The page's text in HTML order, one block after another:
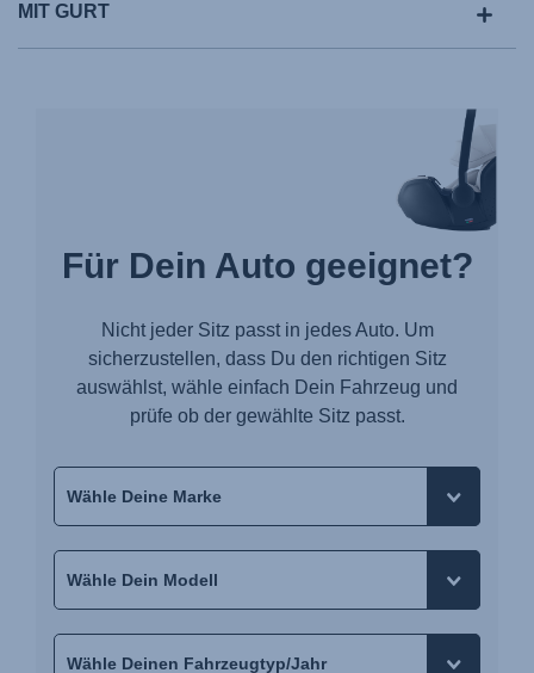
MIT GURT
Für Dein Auto geeignet?
Nicht jeder Sitz passt in jedes Auto. Um
sicherzustellen, dass Du den richtigen Sitz
auswählst, wähle einfach Dein Fahrzeug und
prüfe ob der gewählte Sitz passt.